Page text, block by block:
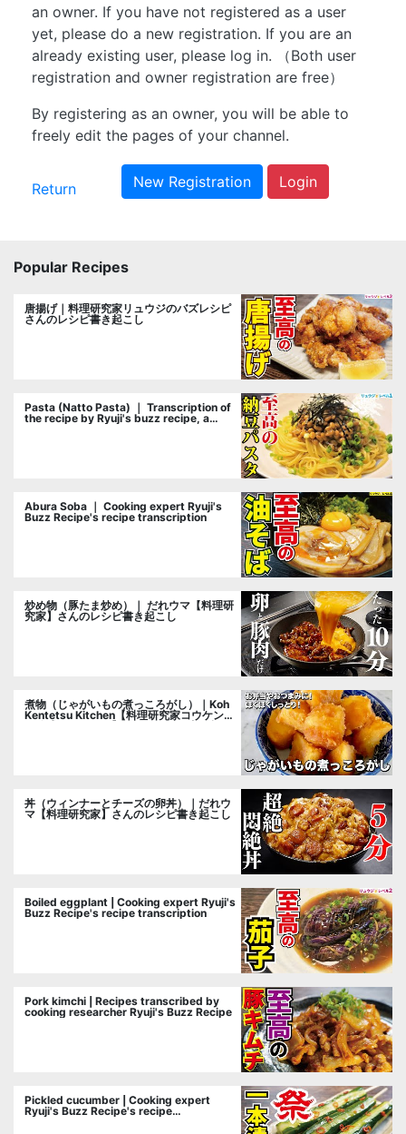
an owner. If you have not registered as a user
yet, please do a new registration. If you are an
already existing user, please log in. （Both user
registration and owner registration are free）
By registering as an owner, you will be able to
freely edit the pages of your channel.
Return New Registration Login
Popular Recipes
唐揚げ｜料理研究家リュウジのバズレシピ
さんのレシピ書き起こし
Pasta (Natto Pasta) ｜ Transcription of
the recipe by Ryuji's buzz recipe, a
Abura Soba ｜ Cooking expert Ryuji's
Buzz Recipe's recipe transcription
炒め物（豚たま炒め）｜ だれウマ【料理研
究家】さんのレシピ書き起こし
煮物（じゃがいもの煮っころがし）｜Koh
Kentetsu Kitchen【料理研究家コウケンテ
丼（ウィンナーとチーズの卵丼）｜だれウ
マ【料理研究家】さんのレシピ書き起こし
Boiled eggplant | Cooking expert Ryuji's
Buzz Recipe's recipe transcription
Pork kimchi | Recipes transcribed by
cooking researcher Ryuji's Buzz Recipe
Pickled cucumber | Cooking expert
Ryuji's Buzz Recipe's recipe